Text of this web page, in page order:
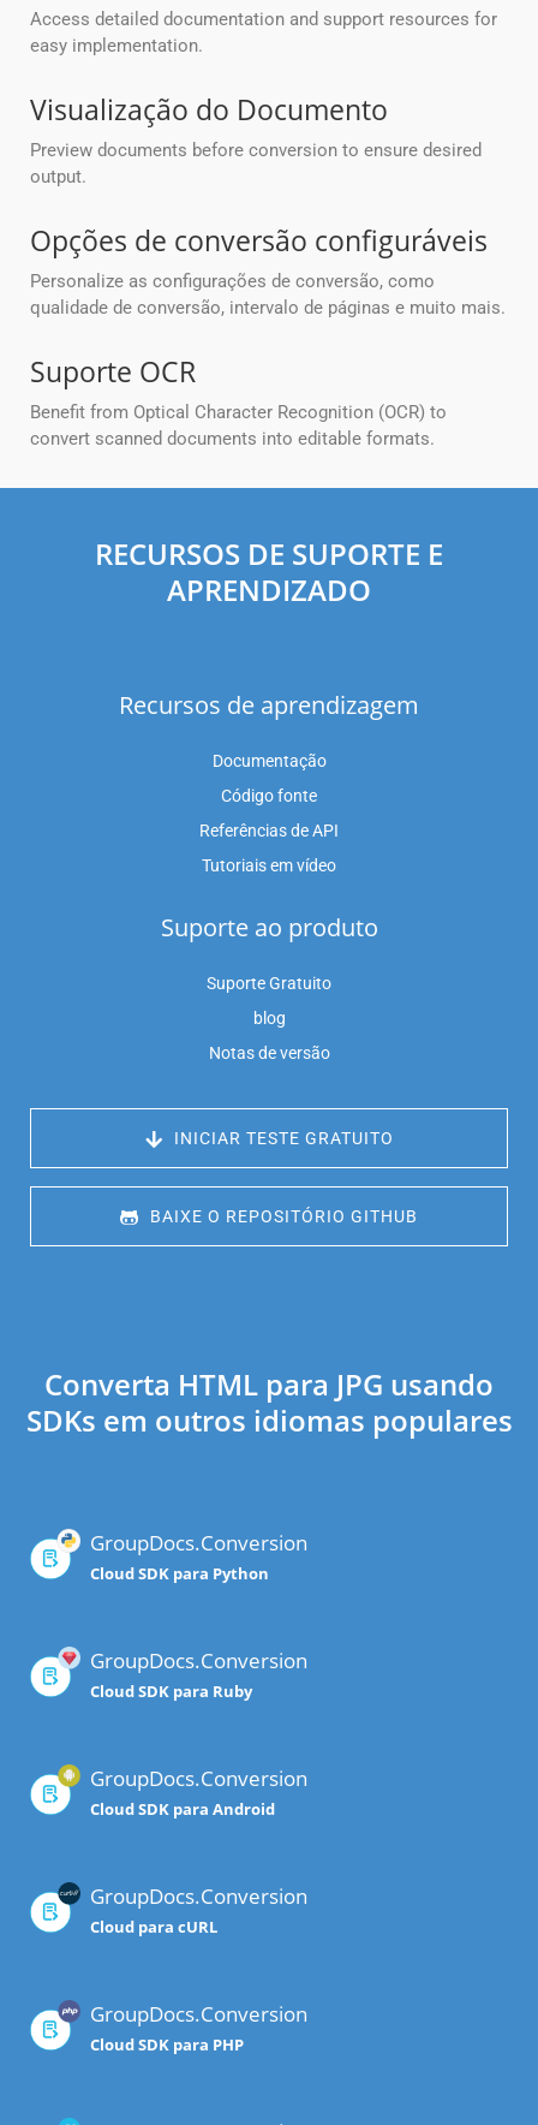
Access detailed documentation and support resources for
easy implementation.
Visualização do Documento
Preview documents before conversion to ensure desired
output.
Opções de conversão configuráveis
Personalize as configurações de conversão, como
qualidade de conversão, intervalo de páginas e muito mais.
Suporte OCR
Benefit from Optical Character Recognition (OCR) to
convert scanned documents into editable formats.
RECURSOS DE SUPORTE E
APRENDIZADO
Recursos de aprendizagem
Documentação
Código fonte
Referências de API
Tutoriais em vídeo
Suporte ao produto
Suporte Gratuito
blog
Notas de versão
INICIAR TESTE GRATUITO
BAIXE O REPOSITÓRIO GITHUB
Converta HTML para JPG usando
SDKs em outros idiomas populares
GroupDocs.Conversion
Cloud SDK para Python
GroupDocs.Conversion
Cloud SDK para Ruby
GroupDocs.Conversion
Cloud SDK para Android
GroupDocs.Conversion
Cloud para cURL
GroupDocs.Conversion
Cloud SDK para PHP